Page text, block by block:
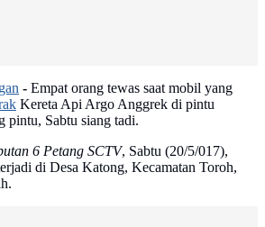
- Empat orang tewas saat mobil yang
Kereta Api Argo Anggrek di pintu
pintu, Sabtu siang tadi.
6 Petang SCTV, Sabtu (20/5/017),
di Desa Katong, Kecamatan Toroh,